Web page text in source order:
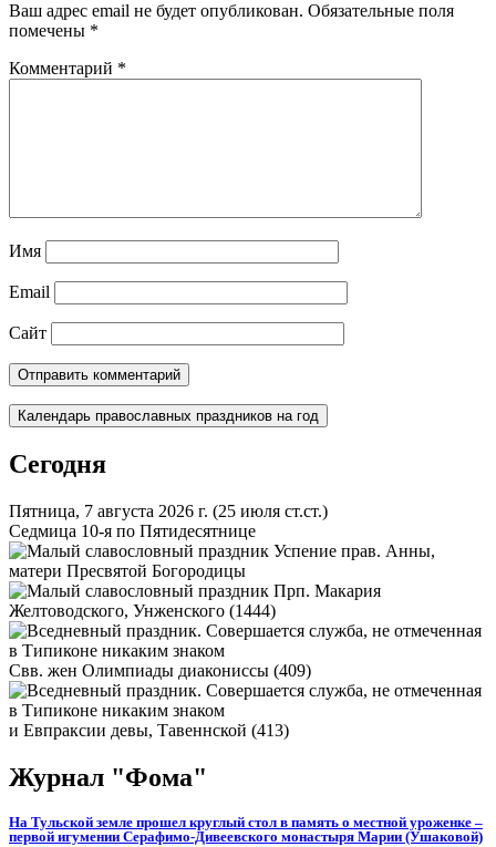
Ваш адрес email не будет опубликован. Обязательные поля
помечены *
Комментарий *
Имя
Email
Сайт
Календарь православных праздников на год
Сегодня
Пятница, 7 августа 2026 г. (25 июля ст.ст.)
Седмица 10-я по Пятидесятнице
Успение прав. Анны,
матери Пресвятой Богородицы
Прп. Макария
Желтоводского, Унженского (1444)
Свв. жен Олимпиады диакониссы (409)
и Евпраксии девы, Тавеннской (413)
Журнал "Фома"
На Тульской земле прошел круглый стол в память о местной уроженке –
первой игумении Серафимо-Дивеевского монастыря Марии (Ушаковой)